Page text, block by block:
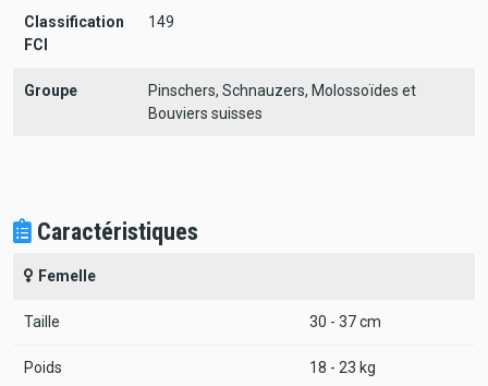
Classification
FCI
149
Groupe
Pinschers, Schnauzers, Molossoïdes et
Bouviers suisses
Caractéristiques
Femelle
Taille 30 - 37 cm
Poids 18 - 23 kg